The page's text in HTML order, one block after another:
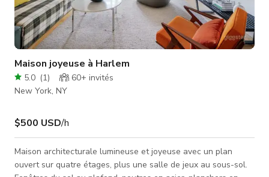
Maison joyeuse à Harlem
5.0 (1) 60+ invités
New York, NY
$500 USD/h
Maison architecturale lumineuse et joyeuse avec un plan
ouvert sur quatre étages, plus une salle de jeux au sous-sol.